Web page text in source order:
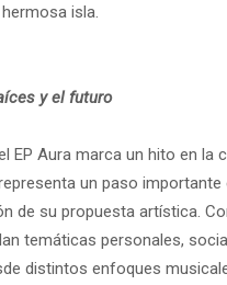
isla.
y el futuro
EP Aura marca un hito en la
un paso importante
de su propuesta artística.
temáticas personales,
distintos enfoques